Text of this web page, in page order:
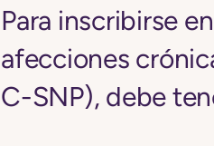
Para inscribirse
afecciones
C-SNP), debe